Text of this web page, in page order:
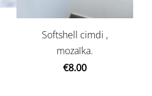
Softshell cimdi ,
mozaīka.
€8.00